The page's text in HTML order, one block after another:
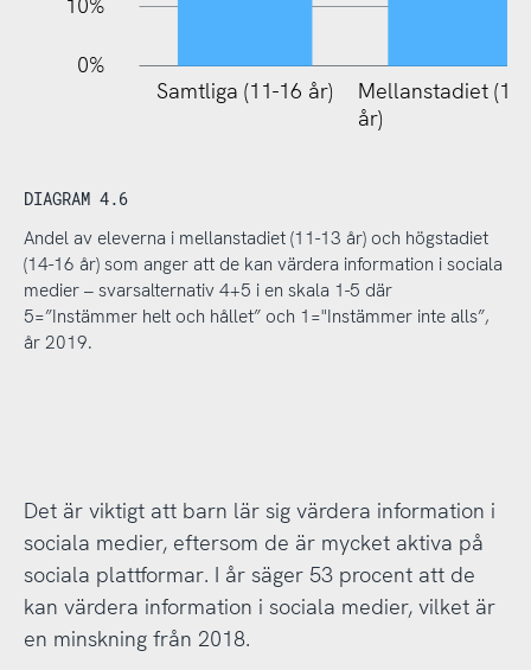
10%
0%
Samtliga (11-16 år)
Mellanstadiet
år)
DIAGRAM 4.6
Andel av eleverna i mellanstadiet (11-13 år) och högstadiet
(14-16 år) som anger att de kan värdera information i sociala
medier – svarsalternativ 4+5 i en skala 1-5 där
5=”Instämmer helt och hållet” och 1="Instämmer inte alls”,
år 2019.
Det är viktigt att barn lär sig värdera information i
sociala medier, eftersom de är mycket aktiva på
sociala plattformar. I år säger 53 procent att de
kan värdera information i sociala medier, vilket är
en minskning från 2018.